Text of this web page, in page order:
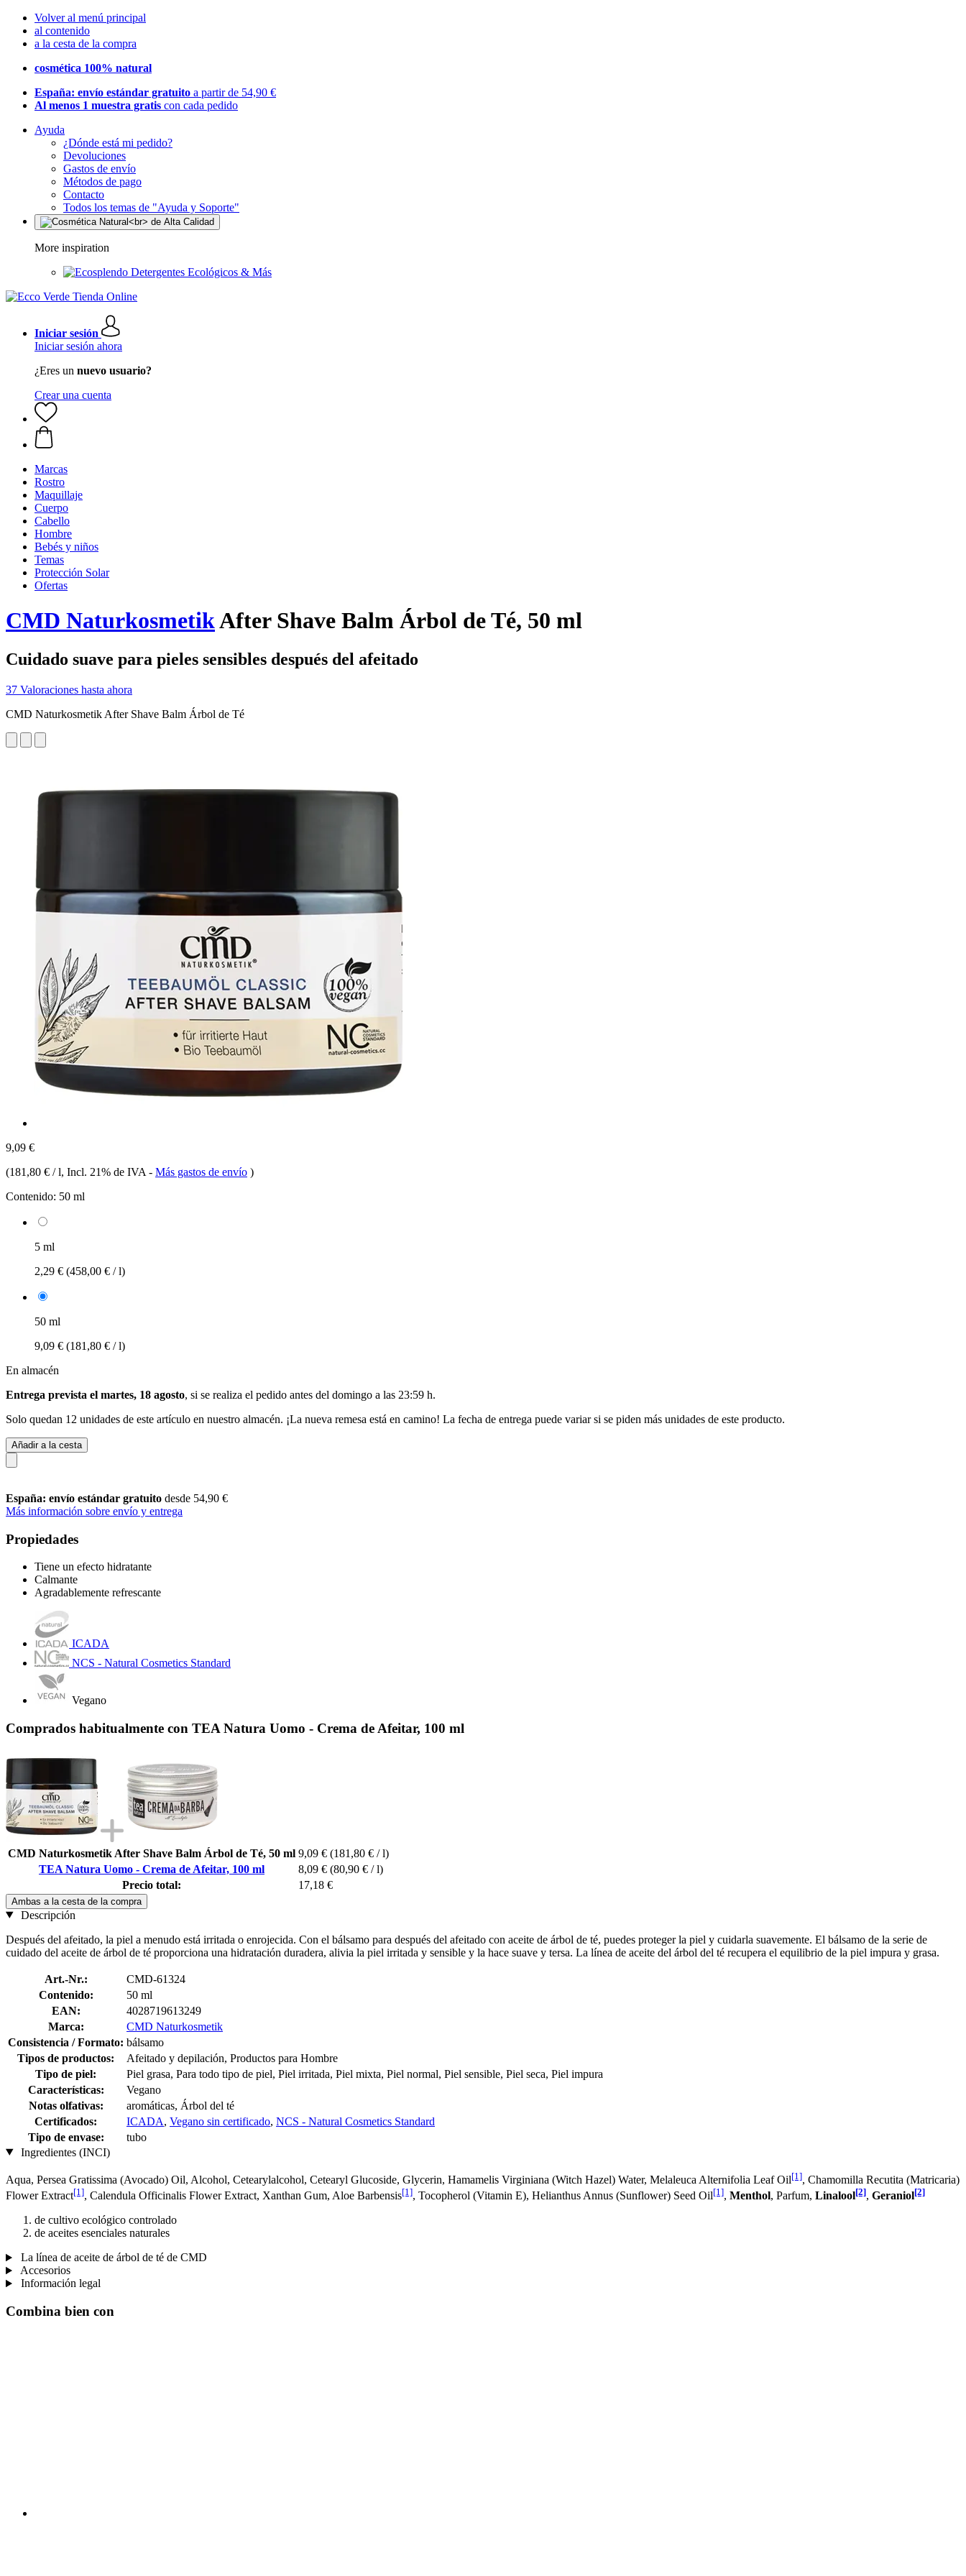
Volver al menú principal
al contenido
a la cesta de la compra
cosmética 100% natural
España: envío estándar gratuito a partir de 54,90 €
Al menos 1 muestra gratis con cada pedido
Ayuda
¿Dónde está mi pedido?
Devoluciones
Gastos de envío
Métodos de pago
Contacto
Todos los temas de "Ayuda y Soporte"
More inspiration
Detergentes Ecológicos & Más
Iniciar sesión
Iniciar sesión ahora
¿Eres un nuevo usuario?
Crear una cuenta
Marcas
Rostro
Maquillaje
Cuerpo
Cabello
Hombre
Bebés y niños
Temas
Protección Solar
Ofertas
CMD NaturkosmetikAfter Shave Balm Árbol de Té, 50 ml
Cuidado suave para pieles sensibles después del afeitado
37 Valoraciones hasta ahora
CMD Naturkosmetik After Shave Balm Árbol de Té
9,09 €
(181,80 € / l, Incl. 21% de IVA - Más gastos de envío )
Contenido: 50 ml
5 ml
2,29 € (458,00 € / l)
50 ml
9,09 € (181,80 € / l)
En almacén
Entrega prevista el martes, 18 agosto, si se realiza el pedido antes del domingo a las 23:59 h.
Solo quedan 12 unidades de este artículo en nuestro almacén. ¡La nueva remesa está en camino! La fecha de entrega puede variar si se piden más unidades de este producto.
Añadir a la cesta
España: envío estándar gratuito desde 54,90 €
Más información sobre envío y entrega
Propiedades
Tiene un efecto hidratante
Calmante
Agradablemente refrescante
ICADA
NCS - Natural Cosmetics Standard
Vegano
Comprados habitualmente con TEA Natura Uomo - Crema de Afeitar, 100 ml
CMD Naturkosmetik After Shave Balm Árbol de Té, 50 ml 9,09 € (181,80 € / l)
TEA Natura Uomo - Crema de Afeitar, 100 ml
8,09 € (80,90 € / l)
Precio total:
17,18 €
Ambas a la cesta de la compra
Descripción
Después del afeitado, la piel a menudo está irritada o enrojecida. Con el bálsamo para después del afeitado con aceite de árbol de té, puedes proteger la piel y cuidarla suavemente. El bálsamo de la serie de
cuidado del aceite de árbol de té proporciona una hidratación duradera, alivia la piel irritada y sensible y la hace suave y tersa. La línea de aceite del árbol del té recupera el equilibrio de la piel impura y grasa.
Art.-Nr.:
CMD-61324
Contenido:
50 ml
EAN:
4028719613249
Marca:
CMD Naturkosmetik
Consistencia / Formato: bálsamo
Tipos de productos:
Afeitado y depilación, Productos para Hombre
Tipo de piel:
Piel grasa, Para todo tipo de piel, Piel irritada, Piel mixta, Piel normal, Piel sensible, Piel seca, Piel impura
Características:
Vegano
Notas olfativas:
aromáticas, Árbol del té
Certificados:
ICADA, Vegano sin certificado, NCS - Natural Cosmetics Standard
Tipo de envase:
tubo
Ingredientes (INCI)
Aqua, Persea Gratissima (Avocado) Oil, Alcohol, Cetearylalcohol, Cetearyl Glucoside, Glycerin, Hamamelis Virginiana (Witch Hazel) Water, Melaleuca Alternifolia Leaf Oil[1], Chamomilla Recutita (Matricaria)
Flower Extract[1], Calendula Officinalis Flower Extract, Xanthan Gum, Aloe Barbensis[1], Tocopherol (Vitamin E), Helianthus Annus (Sunflower) Seed Oil[1], Menthol, Parfum, Linalool[2], Geraniol[2]
de cultivo ecológico controlado
de aceites esenciales naturales
La línea de aceite de árbol de té de CMD
Accesorios
Información legal
Combina bien con